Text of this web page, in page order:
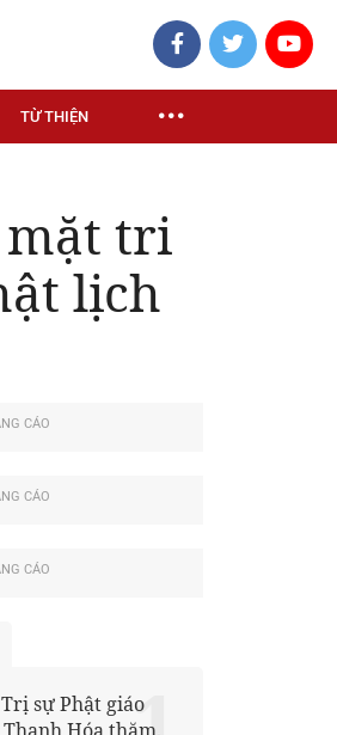
TỪ THIỆN
mặt tri
lịch
CÁO
CÁO
CÁO
sự Phật giáo